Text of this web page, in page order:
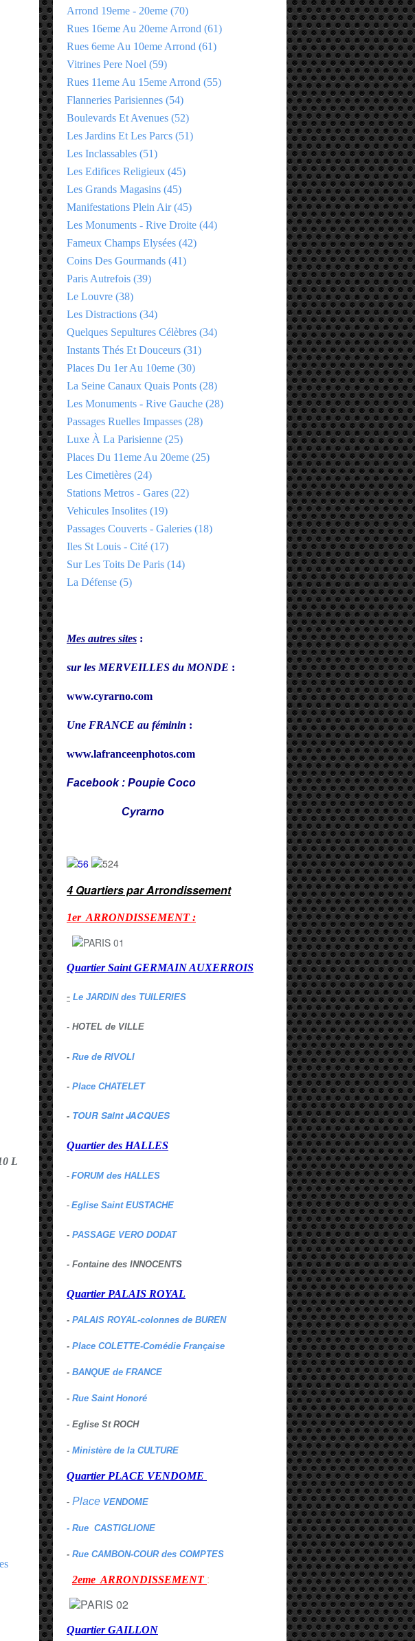
Arrond 19eme - 20eme (70)
Rues 16eme Au 20eme Arrond (61)
Rues 6eme Au 10eme Arrond (61)
Vitrines Pere Noel (59)
Rues 11eme Au 15eme Arrond (55)
Flanneries Parisiennes (54)
Boulevards Et Avenues (52)
Les Jardins Et Les Parcs (51)
Les Inclassables (51)
Les Edifices Religieux (45)
Les Grands Magasins (45)
Manifestations Plein Air(45)
Les Monuments - Rive Droite (44)
Fameux Champs Elysées (42)
Coins Des Gourmands (41)
Paris Autrefois (39)
Le Louvre (38)
Les Distractions (34)
Quelques Sepultures Célèbres (34)
Instants Thés Et Douceurs (31)
Places Du 1er Au 10eme (30)
La Seine Canaux Quais Ponts (28)
Les Monuments - Rive Gauche (28)
Passages Ruelles Impasses (28)
Luxe À La Parisienne (25)
Places Du 11eme Au 20eme (25)
Les Cimetières (24)
Stations Metros - Gares (22)
Vehicules Insolites (19)
Passages Couverts - Galeries (18)
Iles St Louis - Cité (17)
Sur Les Toits De Paris (14)
La Défense (5)
Mes autres sites :
sur les MERVEILLES du MONDE :
www.cyrarno.com
Une FRANCE au féminin :
www.lafranceenphotos.com
Facebook : Poupie Coco
Cyrarno
4 Quartiers par Arrondissement
1er ARRONDISSEMENT :
Quartier Saint GERMAIN AUXERROIS
- Le JARDIN des TUILERIES
- HOTEL de VILLE
- Rue de RIVOLI
- Place CHATELET
- TOUR Saint JACQUES
Quartier des HALLES
- FORUM des HALLES
- Eglise Saint EUSTACHE
- PASSAGE VERO DODAT
- Fontaine des INNOCENTS
Quartier PALAIS ROYAL
- PALAIS ROYAL-colonnes de BUREN
- Place COLETTE-Comédie Française
- BANQUE de FRANCE
- Rue Saint Honoré
- Eglise St ROCH
- Ministère de la CULTURE
Quartier PLACE VENDOME
- Place VENDOME
- Rue CASTIGLIONE
- Rue CAMBON-COUR des COMPTES
2eme ARRONDISSEMENT :
Quartier GAILLON